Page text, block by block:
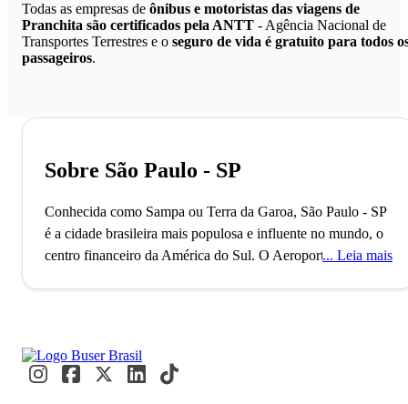
Todas as empresas de ônibus e motoristas das viagens de
Pranchita são certificados pela ANTT - Agência Nacional de
Transportes Terrestres e o seguro de vida é gratuito para todos
passageiros.
Sobre São Paulo - SP
Conhecida como Sampa ou Terra da Garoa, São Paulo - SP
é a cidade brasileira mais populosa e influente no mundo, o
centro financeiro da América do Sul. O Aeroporto de
eventos internacionais como a Bienal de Arte e a São Paulo
Fashion Week acontecem. Paulistanos e visitantes se
Leia mais